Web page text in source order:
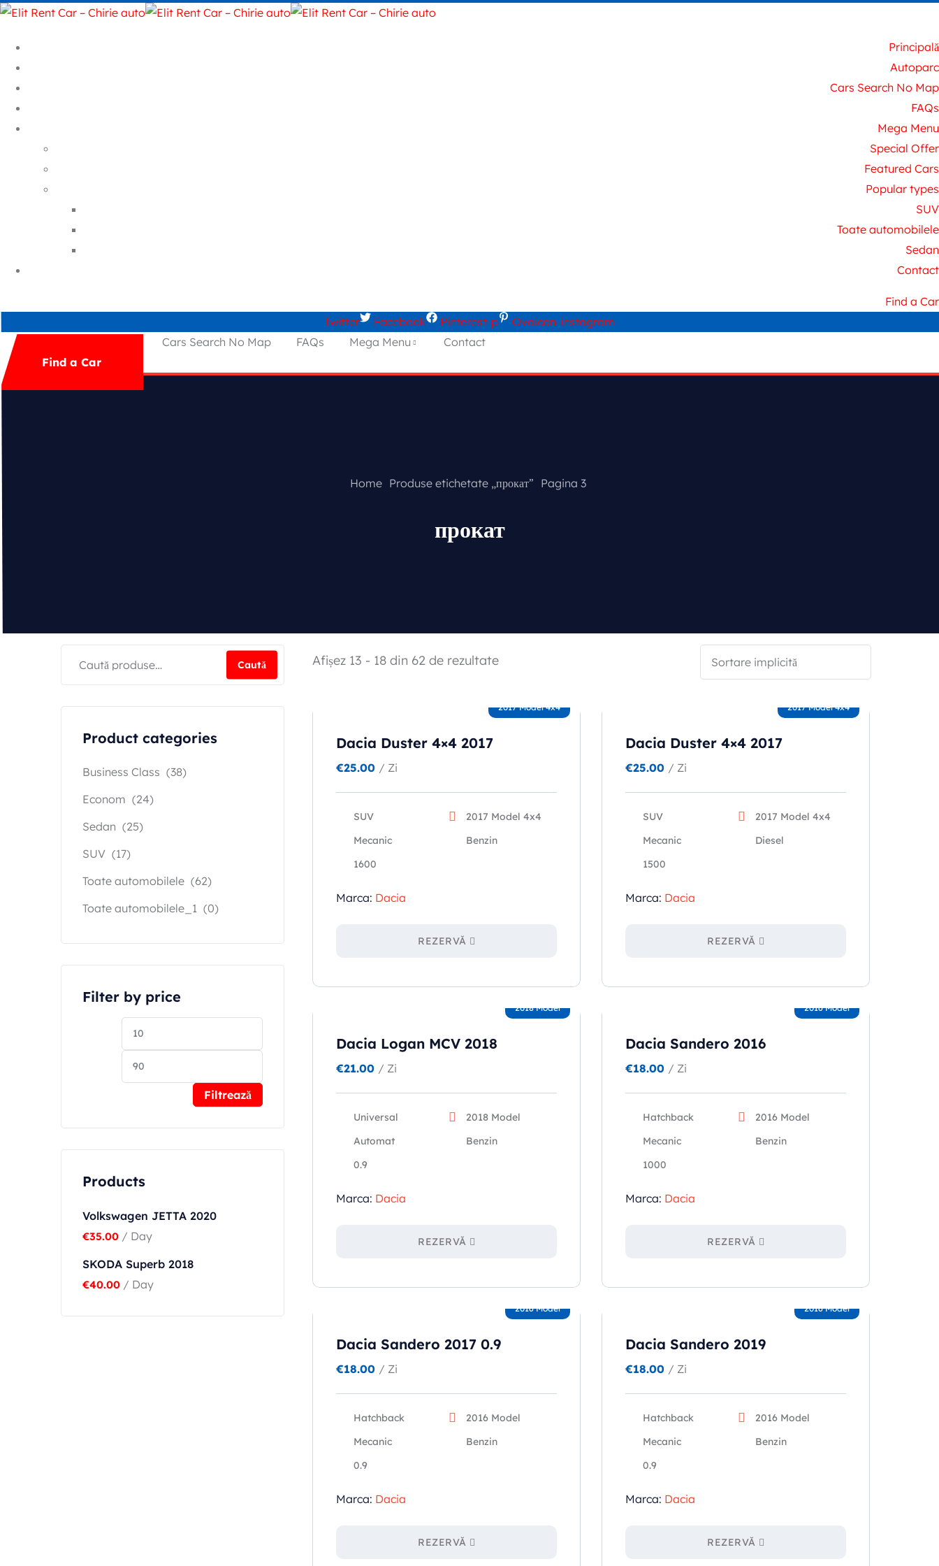
Principală
Autoparc
Cars Search No Map
FAQs
Mega Menu
Special Offer
Featured Cars
Popular types
SUV
Toate automobilele
Sedan
Contact
Find a Car
Twitter
Facebook Pinterest-p
Ovaicon-instagram
Principală
Cars Search No Map FAQs Mega Menu
Contact
Find a Car
Home Produse etichetate „прокат” Pagina 3
прокат
Afișez 13 - 18 din 62 de rezultate
2017 Model 4x4
Dacia Duster 4×4 2017
€25.00 / Zi
SUV
2017 Model 4x4
Mecanic
Benzin
1600
Marca: Dacia
REZERVĂ
2017 Model 4x4
Dacia Duster 4×4 2017
€25.00 / Zi
SUV
2017 Model 4x4
Mecanic
Diesel
1500
Marca: Dacia
REZERVĂ
2018 Model
Dacia Logan MCV 2018
€21.00 / Zi
Universal
2018 Model
Automat
Benzin
0.9
Marca: Dacia
REZERVĂ
2016 Model
Dacia Sandero 2016
€18.00 / Zi
Hatchback
2016 Model
Mecanic
Benzin
1000
Marca: Dacia
REZERVĂ
2016 Model
Dacia Sandero 2017 0.9
€18.00 / Zi
Hatchback
2016 Model
Mecanic
Benzin
0.9
Marca: Dacia
REZERVĂ
2016 Model
Dacia Sandero 2019
€18.00 / Zi
Hatchback
2016 Model
Mecanic
Benzin
0.9
Marca: Dacia
REZERVĂ
Caută
Product categories
Business Class (38)
Econom (24)
Sedan (25)
SUV (17)
Toate automobilele (62)
Toate automobilele_1 (0)
Filter by price
Filtrează
Products
Volkswagen JETTA 2020
€35.00 / Day
SKODA Superb 2018
€40.00 / Day